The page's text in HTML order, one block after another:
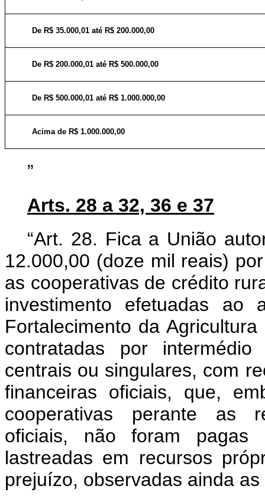
De R$ 35.000,01 até R$ 200.000,00
De R$ 200.000,01 até R$ 500.000,00
De R$ 500.000,01 até R$ 1.000.000,00
Acima de R$ 1.000.000,00
”
Arts. 28 a 32, 36 e 37
“Art. 28. Fica a União
12.000,00 (doze mil reais)
as cooperativas de crédito
investimento efetuadas ao
Fortalecimento da
contratadas por
centrais ou singulares, com
financeiras oficiais, que,
cooperativas perante as
oficiais, não foram pagas
lastreadas em recursos
prejuízo, observadas ainda